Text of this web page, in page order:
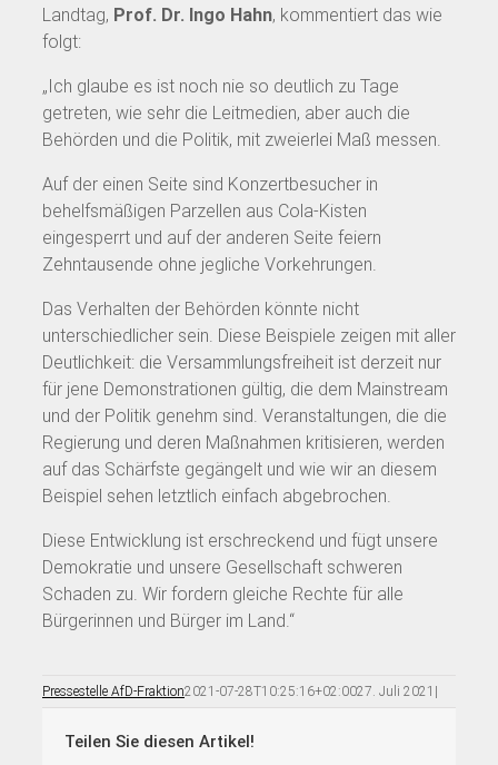
Landtag, Prof. Dr. Ingo Hahn, kommentiert das wie
folgt:
„Ich glaube es ist noch nie so deutlich zu Tage
getreten, wie sehr die Leitmedien, aber auch die
Behörden und die Politik, mit zweierlei Maß messen.
Auf der einen Seite sind Konzertbesucher in
behelfsmäßigen Parzellen aus Cola-Kisten
eingesperrt und auf der anderen Seite feiern
Zehntausende ohne jegliche Vorkehrungen.
Das Verhalten der Behörden könnte nicht
unterschiedlicher sein. Diese Beispiele zeigen mit aller
Deutlichkeit: die Versammlungsfreiheit ist derzeit nur
für jene Demonstrationen gültig, die dem Mainstream
und der Politik genehm sind. Veranstaltungen, die die
Regierung und deren Maßnahmen kritisieren, werden
auf das Schärfste gegängelt und wie wir an diesem
Beispiel sehen letztlich einfach abgebrochen.
Diese Entwicklung ist erschreckend und fügt unsere
Demokratie und unsere Gesellschaft schweren
Schaden zu. Wir fordern gleiche Rechte für alle
Bürgerinnen und Bürger im Land.“
Pressestelle AfD-Fraktion2021-07-28T10:25:16+02:0027. Juli 2021 |
Teilen Sie diesen Artikel!